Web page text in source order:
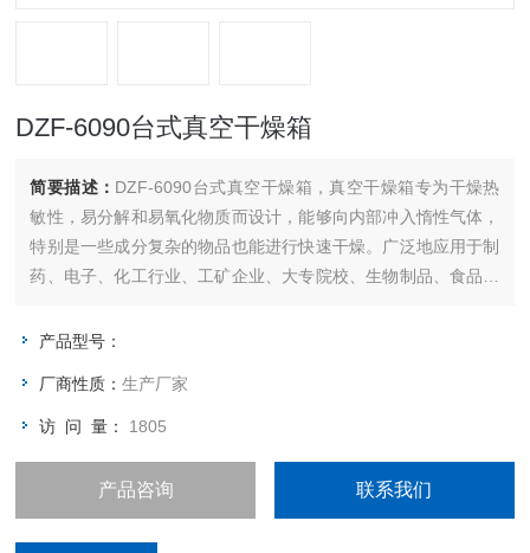
DZF-6090台式真空干燥箱
简要描述： DZF-6090台式真空干燥箱，真空干燥箱专为干燥热
敏性，易分解和易氧化物质而设计，能够向内部冲入惰性气体，
特别是一些成分复杂的物品也能进行快速干燥。广泛地应用于制
药、电子、化工行业、工矿企业、大专院校、生物制品、食品加
产品型号：
厂商性质：生产厂家
访 问 量： 1805
产品咨询 联系我们